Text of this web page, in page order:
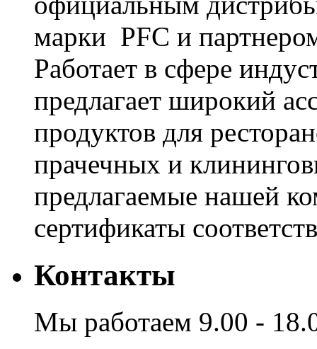
марки PFC и
Работает в сфере
предлагает широкий
продуктов для
прачечных и
предлагаемые нашей
сертификаты
Контакты
Мы работаем 9.00 -